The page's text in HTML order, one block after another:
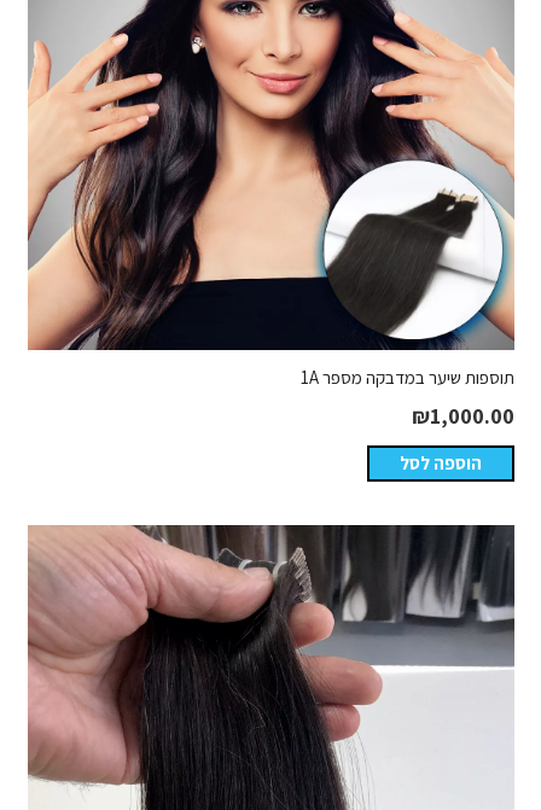
תוספות שיער במדבקה מספר 1A
₪1,000.00
הוספה לסל